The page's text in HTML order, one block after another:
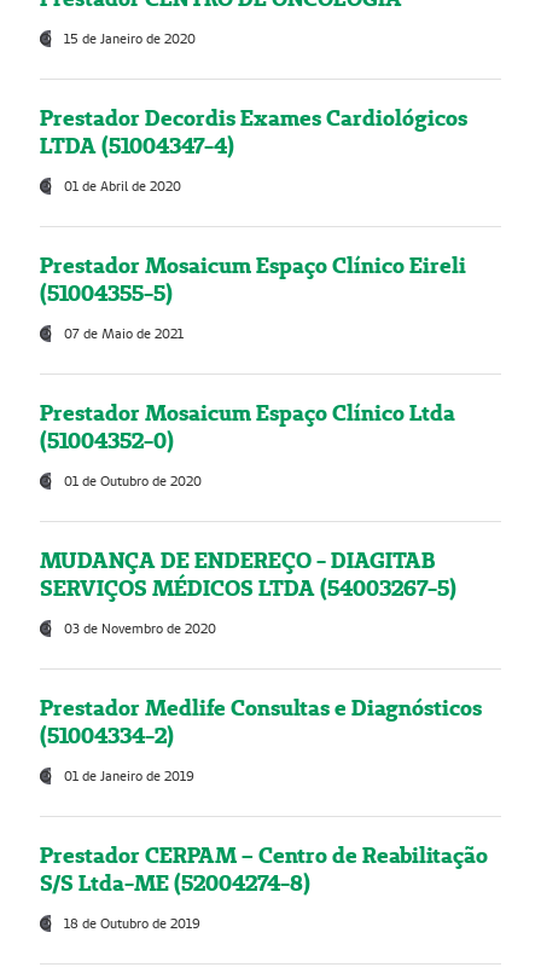
15 de Janeiro de 2020
Prestador Decordis Exames Cardiológicos
LTDA (51004347-4)
01 de Abril de 2020
Prestador Mosaicum Espaço Clínico Eireli
(51004355-5)
07 de Maio de 2021
Prestador Mosaicum Espaço Clínico Ltda
(51004352-0)
01 de Outubro de 2020
MUDANÇA DE ENDEREÇO - DIAGITAB
SERVIÇOS MÉDICOS LTDA (54003267-5)
03 de Novembro de 2020
Prestador Medlife Consultas e Diagnósticos
(51004334-2)
01 de Janeiro de 2019
Prestador CERPAM – Centro de Reabilitação
S/S Ltda-ME (52004274-8)
18 de Outubro de 2019